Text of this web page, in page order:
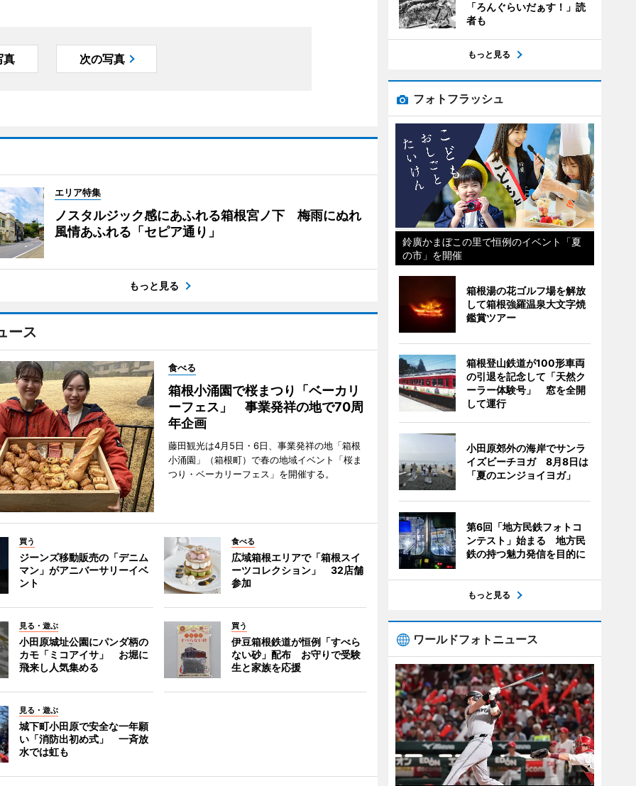
真 次の写真
エリア特集
ノスタルジック感にあふれる箱根宮ノ下 梅雨にぬれ
風情あふれる「セピア通り」
もっと見る
ース
食べる
箱根小涌園で桜まつり「ベーカリ
ーフェス」 事業発祥の地で70周
年企画
藤田観光は4月5日・6日、事業発祥の地「箱根
小涌園」（箱根町）で春の地域イベント「桜ま
つり・ベーカリーフェス」を開催する。
買う
ジーンズ移動販売の「デニム
マン」がアニバーサリーイベ
ント
食べる
広域箱根エリアで「箱根スイ
ーツコレクション」 32店舗
参加
見る・遊ぶ
小田原城址公園にパンダ柄の
カモ「ミコアイサ」 お堀に
飛来し人気集める
買う
伊豆箱根鉄道が恒例「すべら
ない砂」配布 お守りで受験
生と家族を応援
見る・遊ぶ
城下町小田原で安全な一年願
い「消防出初め式」 一斉放
水では虹も
「ろんぐらいだぁす！」読
者も
もっと見る
フォトフラッシュ
鈴廣かまぼこの里で恒例のイベント「夏
の市」を開催
箱根湯の花ゴルフ場を解放
して箱根強羅温泉大文字焼
鑑賞ツアー
箱根登山鉄道が100形車両
の引退を記念して「天然ク
ーラー体験号」 窓を全開
して運行
小田原郊外の海岸でサンラ
イズビーチヨガ 8月8日は
「夏のエンジョイヨガ」
第6回「地方民鉄フォトコ
ンテスト」始まる 地方民
鉄の持つ魅力発信を目的に
もっと見る
ワールドフォトニュース